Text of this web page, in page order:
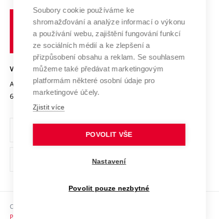
Výzkumné infrastruktury
Transfer znalostí
Open Science
Projekty
Projekty ze strukturálních fondů
Specifický výzkum
Spolupráce se školami
Služby univerzity
Mezinárodní dohody
Univerzitní sítě
Profil univerzity
Udržitelná univerzita
Podnikavá univerzita / ContriBUTe
Bezpečná univerzita
Vyznamenání
Organizační struktura
Ochrana osobních údajů
odkaz)
Sociální bezpečí
učení
technické
Brně
VYSOKÉ UČENÍ TECHNICKÉ V BRNĚ
Antonínská 548/1
602 00 Brno
www.vut.cz
vut@vutbr.cz
Copyright © 2026 VUT
Prohlášení o přístupnosti
Soubory cookie používáme ke
shromažďování a analýze informací o výkonu
a používání webu, zajištění fungování funkcí
ze sociálních médií a ke zlepšení a
přizpůsobení obsahu a reklam. Se souhlasem
můžeme také předávat marketingovým
platformám některé osobní údaje pro
marketingové účely.
Zjistit více
POVOLIT VŠE
Nastavení
Povolit pouze nezbytné